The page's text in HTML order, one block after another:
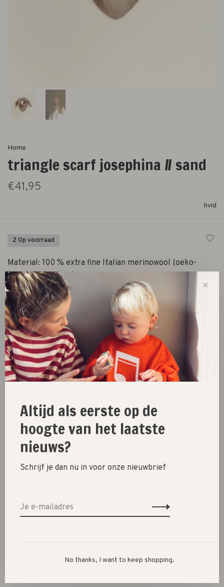
Home
triangle scarf josephina // sand
€41,95
hvid
2 Op voorraad
Material: 100 % extra fine Italian merinowool (oeko-
tex,mulesing free).
Aantal: -
Toevoegen aan winkelwagen
Size guide
Deel dit product: Facebook Twitter
SALE 60%
✕
Altijd als eerste op de
hoogte van het laatste
nieuws?
Schrijf je dan nu in voor onze nieuwbrief
No thanks, I want to keep shopping.